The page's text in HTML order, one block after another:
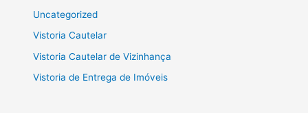
Uncategorized
Vistoria Cautelar
Vistoria Cautelar de Vizinhança
Vistoria de Entrega de Imóveis